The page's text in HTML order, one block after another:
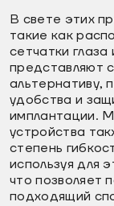
В свете этих
такие как
сетчатки
представляют
альтернативу,
удобства и
имплантации.
устройства
степень
используя для
что позволяет
подходящий